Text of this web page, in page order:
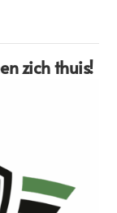
zich thuis!